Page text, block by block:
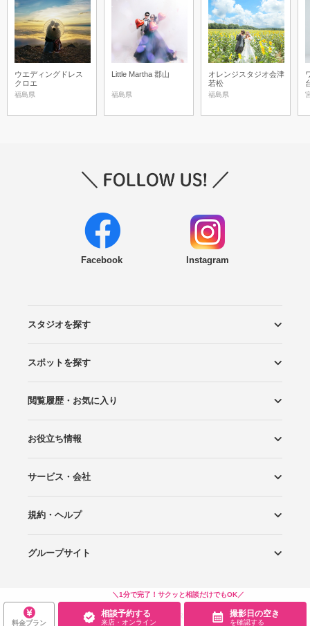
＼1分で完了！サクッと相談だけでもOK／
料金プラン
相談予約する
来店・オンライン
撮影日の空き
を確認する
ウエディングドレス
クロエ
福島県
Little Martha 郡山
福島県
オレンジスタジオ会津
若松
福島県
Facebook Instagram
スタジオを探す
エリアから探す
こだわりから探す
NEW PHOTO STYLE
プランから探す
フォトタイプ診断
フォトグラファーから探す
国内リゾートから探す
スポットを探す
ロケーションから探す
スタジオから探す
閲覧履歴・お気に入り
閲覧スタジオ
お気に入り
お役立ち情報
Wedding Photo マガジン
はじめてガイド
サービス・会社
Photoraitとは
スタジオの掲載について
お問い合わせ
運営会社
サイトマップ
規約・ヘルプ
プライバシーポリシー
利用規約
ヘルプ
グループサイト
Wedding Park 海外
Copyright©WEDDING PARK CO.,LTD.